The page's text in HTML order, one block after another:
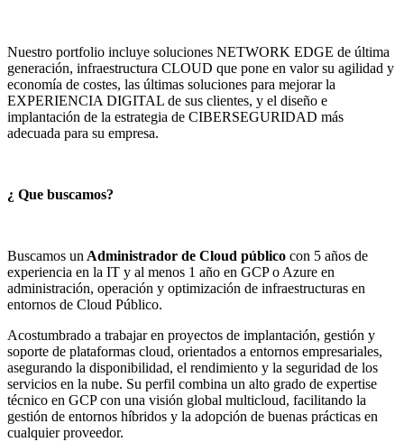
Nuestro portfolio incluye soluciones NETWORK EDGE de última
generación, infraestructura CLOUD que pone en valor su agilidad y
economía de costes, las últimas soluciones para mejorar la
EXPERIENCIA DIGITAL de sus clientes, y el diseño e
implantación de la estrategia de CIBERSEGURIDAD más
adecuada para su empresa.
¿ Que buscamos?
Buscamos un Administrador de Cloud público con 5 años de
experiencia en la IT y al menos 1 año en GCP o Azure en
administración, operación y optimización de infraestructuras en
entornos de Cloud Público.
Acostumbrado a trabajar en proyectos de implantación, gestión y
soporte de plataformas cloud, orientados a entornos empresariales,
asegurando la disponibilidad, el rendimiento y la seguridad de los
servicios en la nube. Su perfil combina un alto grado de expertise
técnico en GCP con una visión global multicloud, facilitando la
gestión de entornos híbridos y la adopción de buenas prácticas en
cualquier proveedor.